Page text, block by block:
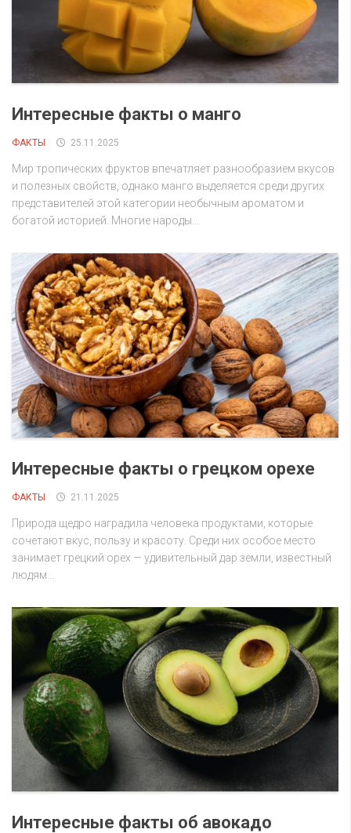
Интересные факты о манго
ФАКТЫ 25.11.2025
Мир тропических фруктов впечатляет разнообразием вкусов
и полезных свойств, однако манго выделяется среди других
представителей этой категории необычным ароматом и
богатой историей. Многие народы...
Интересные факты о грецком орехе
ФАКТЫ 21.11.2025
Природа щедро наградила человека продуктами, которые
сочетают вкус, пользу и красоту. Среди них особое место
занимает грецкий орех — удивительный дар земли, известный
людям...
Интересные факты об авокадо